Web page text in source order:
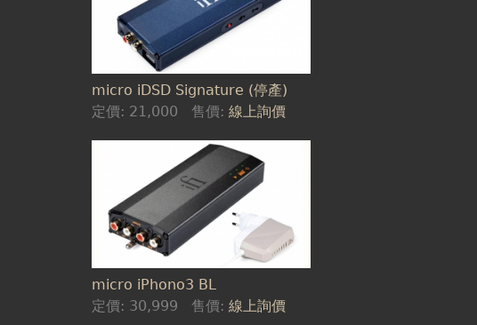
micro iDSD Signature (停產)
定價: 21,000 售價:線上詢價
micro iPhono3 BL
定價: 30,999 售價:線上詢價